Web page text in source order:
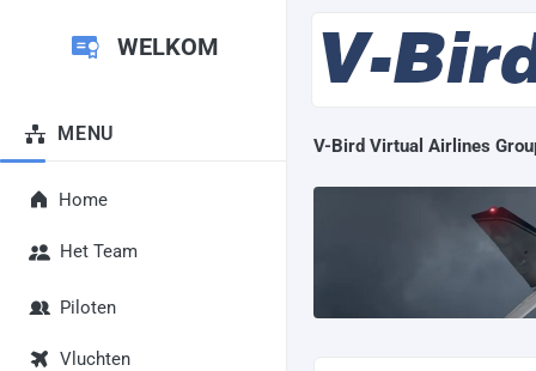
WELKOM
MENU
Home
Het Team
Piloten
Vluchten
V-Bird Virtual Airlines